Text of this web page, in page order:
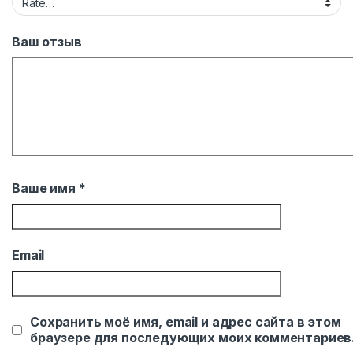
Ваш отзыв
Ваше имя *
Email
Сохранить моё имя, email и адрес сайта в этом
браузере для последующих моих